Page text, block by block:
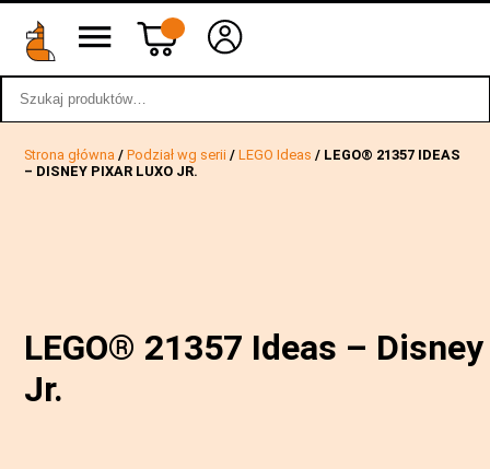
wstecz
Strona główna /Podział wg serii /LEGO Ideas / LEGO® 21357 IDEAS
– DISNEY PIXAR LUXO JR.
LEGO® 21357 Ideas –
Jr.